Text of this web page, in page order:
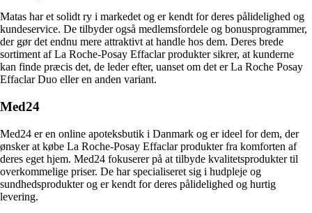
Matas har et solidt ry i markedet og er kendt for deres pålidelighed og
kundeservice. De tilbyder også medlemsfordele og bonusprogrammer,
der gør det endnu mere attraktivt at handle hos dem. Deres brede
sortiment af La Roche-Posay Effaclar produkter sikrer, at kunderne
kan finde præcis det, de leder efter, uanset om det er La Roche Posay
Effaclar Duo eller en anden variant.
Med24
Med24 er en online apoteksbutik i Danmark og er ideel for dem, der
ønsker at købe La Roche-Posay Effaclar produkter fra komforten af
deres eget hjem. Med24 fokuserer på at tilbyde kvalitetsprodukter til
overkommelige priser. De har specialiseret sig i hudpleje og
sundhedsprodukter og er kendt for deres pålidelighed og hurtig
levering.